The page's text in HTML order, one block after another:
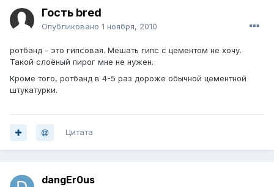
Гость bred
Опубликовано 1 ноября, 2010
ротбанд - это гипсовая. Мешать гипс с цементом не хочу.
Такой слоёный пирог мне не нужен.
Кроме того, ротбанд в 4-5 раз дороже обычной цементной
штукатурки.
Цитата
dangEr0us